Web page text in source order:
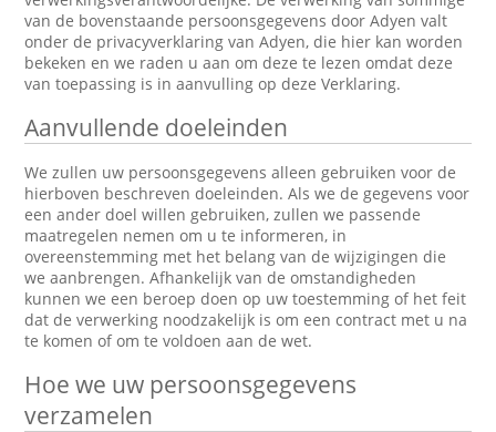
van de bovenstaande persoonsgegevens door Adyen valt
onder de privacyverklaring van Adyen, die hier kan worden
bekeken en we raden u aan om deze te lezen omdat deze
van toepassing is in aanvulling op deze Verklaring.
Aanvullende doeleinden
We zullen uw persoonsgegevens alleen gebruiken voor de
hierboven beschreven doeleinden. Als we de gegevens voor
een ander doel willen gebruiken, zullen we passende
maatregelen nemen om u te informeren, in
overeenstemming met het belang van de wijzigingen die
we aanbrengen. Afhankelijk van de omstandigheden
kunnen we een beroep doen op uw toestemming of het feit
dat de verwerking noodzakelijk is om een contract met u na
te komen of om te voldoen aan de wet.
Hoe we uw persoonsgegevens
verzamelen